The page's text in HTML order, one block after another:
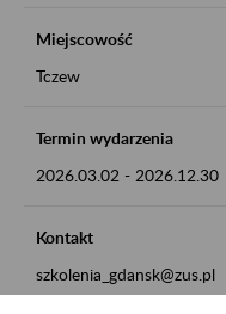
Miejscowość
Tczew
Termin wydarzenia
2026.03.02 - 2026.12.30
Kontakt
szkolenia_gdansk@zus.pl